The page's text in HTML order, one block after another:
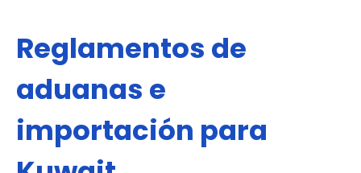
Reglamentos de
aduanas e
importación para